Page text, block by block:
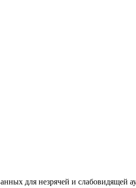
для незрячей и слабовидящей